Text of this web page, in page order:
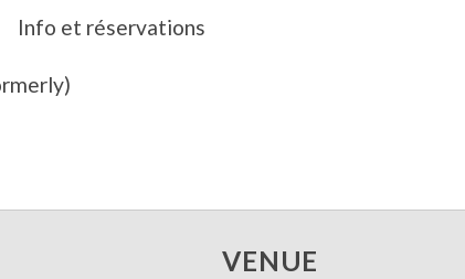
Info et réservations
VENUE